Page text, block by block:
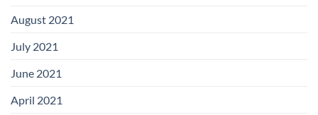
August 2021
July 2021
June 2021
April 2021